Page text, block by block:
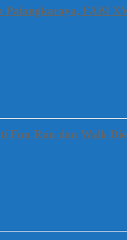
Palangkaraya, FABI
Fun Run dan Walk